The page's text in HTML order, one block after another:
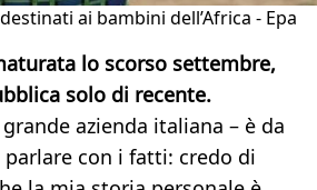
ai bambini dell’Africa - Epa
lo scorso settembre,
solo di recente.
grande azienda italiana – è da
con i fatti: credo di